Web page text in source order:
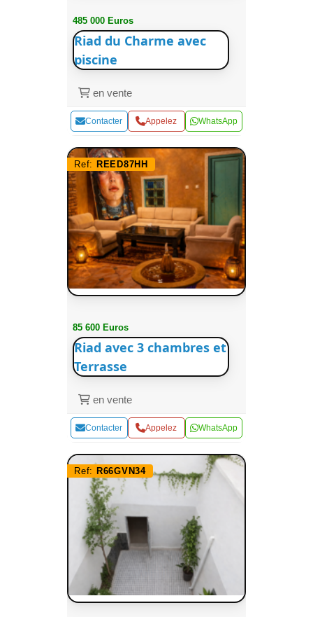
485 000 Euros
Riad du Charme avec
piscine
en vente
Contacter Appelez WhatsApp
Ref: REED87HH
85 600 Euros
Riad avec 3 chambres et
Terrasse
en vente
Contacter Appelez WhatsApp
Ref: R66GVN34